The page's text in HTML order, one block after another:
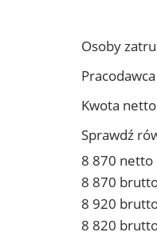
Osoby
Kwota
Sprawdź
8 870 netto
8 870
8 920
8 820